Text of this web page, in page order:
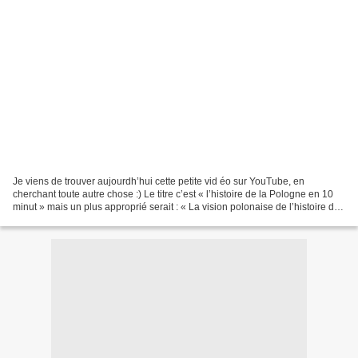
Je viens de trouver aujourdh’hui cette petite vid éo sur YouTube, en
cherchant toute autre chose :) Le titre c’est « l’histoire de la Pologne en 10
minut » mais un plus approprié serait : « La vision polonaise de l’histoire de